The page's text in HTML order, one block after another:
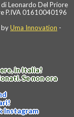
Leonardo Del Priore
P.IVA 01610040196
byUma Innovation -
in Italia!
Se non ora
Instagram